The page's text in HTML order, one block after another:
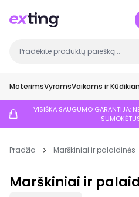
MoterimsVyramsVaikams ir
VISIŠKA SAUGUMO GARANTIJA:
Pradžia Marškiniai ir palaidinės
Marškiniai ir